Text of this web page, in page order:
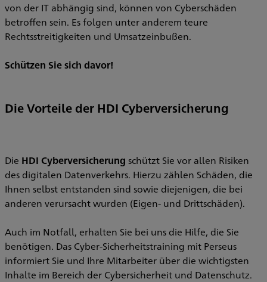
von der IT abhängig sind, können von Cyberschäden
betroffen sein. Es folgen unter anderem teure
Rechtsstreitigkeiten und Umsatzeinbußen.
Schützen Sie sich davor!
Die Vorteile der HDI Cyberversicherung
Die HDI Cyberversicherung schützt Sie vor allen Risiken
des digitalen Datenverkehrs. Hierzu zählen Schäden, die
Ihnen selbst entstanden sind sowie diejenigen, die bei
anderen verursacht wurden (Eigen- und Drittschäden).
Auch im Notfall, erhalten Sie bei uns die Hilfe, die Sie
benötigen. Das Cyber-Sicherheitstraining mit Perseus
informiert Sie und Ihre Mitarbeiter über die wichtigsten
Inhalte im Bereich der Cybersicherheit und Datenschutz.